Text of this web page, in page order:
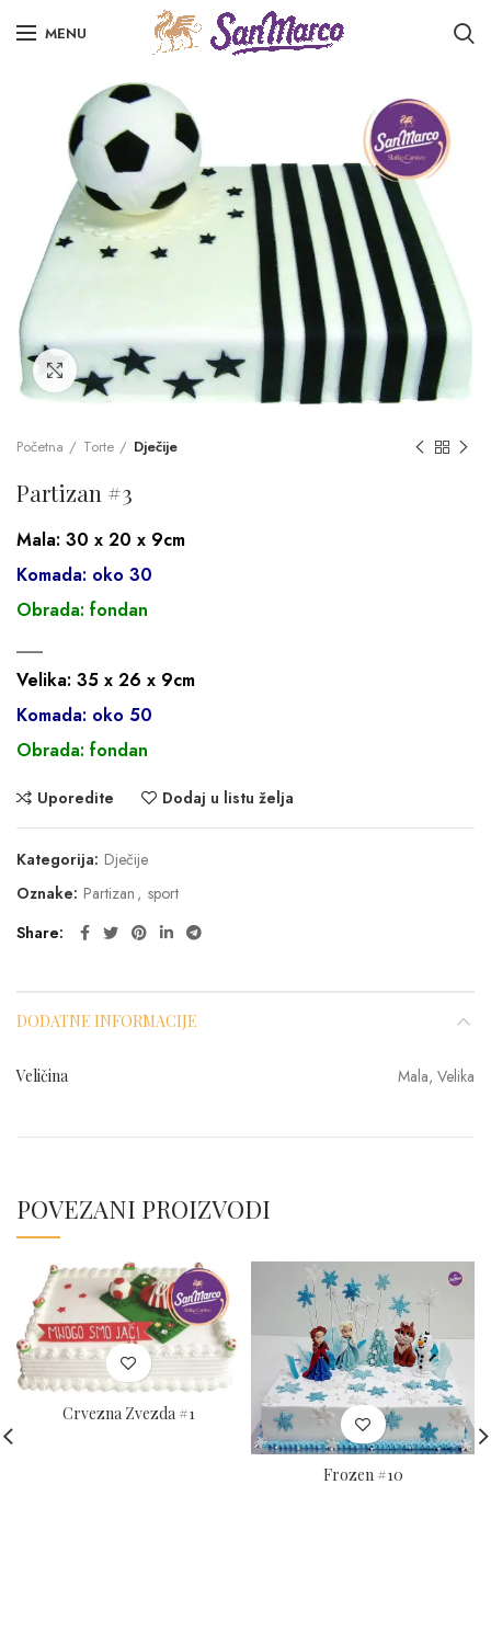
MENU
Click to enlarge
Početna Torte Dječije
Partizan #3
Mala: 30 x 20 x 9cm
Komada: oko 30
Obrada: fondan
___
Velika: 35 x 26 x 9cm
Komada: oko 50
Obrada: fondan
Uporedite Dodaj u listu želja
Kategorija: Dječije
Oznake: Partizan , sport
Share
DODATNE INFORMACIJE
Veličina Mala, Velika
POVEZANI PROIZVODI
Crvezna Zvezda #1
Frozen #10